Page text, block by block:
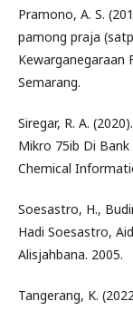
Pramono, A. S.
pamong praja
Kewarganegaraan
Semarang.
Siregar, R. A.
Mikro 75ib Di
Chemical
Soesastro, H.,
Hadi Soesastro,
Alisjahbana. 2005.
Tangerang, K.